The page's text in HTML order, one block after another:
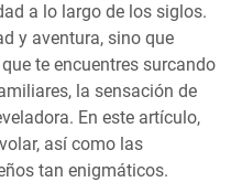
a lo largo de los siglos.
y aventura, sino que
te encuentres surcando
la sensación de
En este artículo,
así como las
tan enigmáticos.